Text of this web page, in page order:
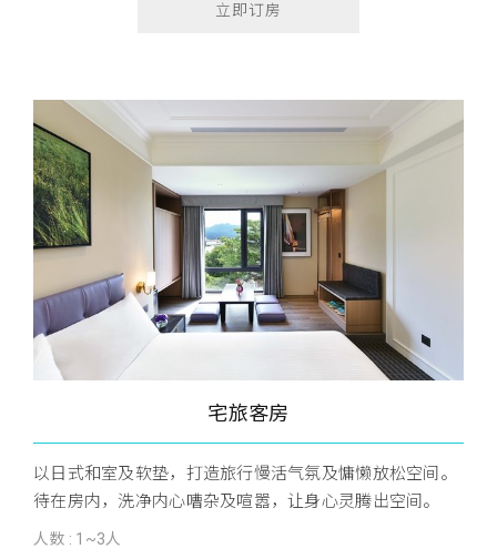
立即订房
宅旅客房
以日式和室及软垫，打造旅行慢活气氛及慵懒放松空间。
待在房内，洗净内心嘈杂及喧嚣，让身心灵腾出空间。
人数 : 1~3人